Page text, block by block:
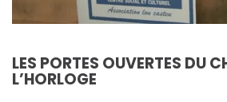
LES PORTES OUVERTES DU
L’HORLOGE